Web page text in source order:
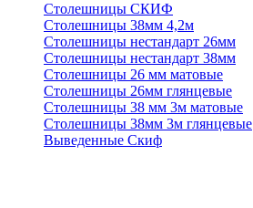
Столешницы СКИФ
Столешницы 38мм 4,2м
Столешницы нестандарт 26мм
Столешницы нестандарт 38мм
Столешницы 26 мм матовые
Столешницы 26мм глянцевые
Столешницы 38 мм 3м матовые
Столешницы 38мм 3м глянцевые
Выведенные Скиф